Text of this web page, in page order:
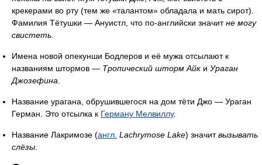
крекерами во рту (тем же «талантом» обладала и мать сирот).
Фамилия Тётушки — Ануистл, что по-английски значитне могу
свистеть
Имена новой опекунши Бодлеров и её мужа отсылают к
названиям штормов — Тропический шторм Айк и Ураган
Джозефина
Название урагана, обрушившегося на дом тёти Джо — Ураган
Герман. Это отсылка к Герману Мелвиллу.
Название Лакримозе (англ. Lachrymose Lake) значитвызывать
слёзы